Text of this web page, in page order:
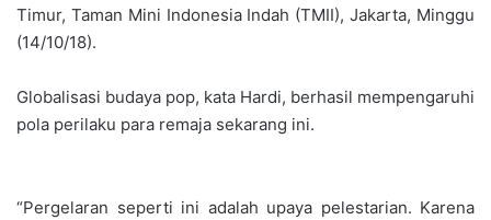
Timur, Taman Mini Indonesia Indah (TMII), Jakarta, Minggu
(14/10/18).
Globalisasi budaya pop, kata Hardi, berhasil mempengaruhi
pola perilaku para remaja sekarang ini.
“Pergelaran seperti ini adalah upaya pelestarian. Karena